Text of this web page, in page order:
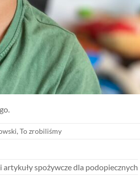
, To zrobiliśmy
spożywcze dla podopiecznych